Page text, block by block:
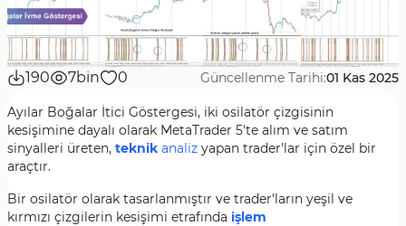
190 7bin 0 Güncellenme Tarihi:01 Kas 2025
Ayılar Boğalar İtici Göstergesi, iki osilatör çizgisinin
kesişimine dayalı olarak MetaTrader 5'te alım ve satım
sinyalleri üreten, teknik analiz yapan trader'lar için özel bir
araçtır.
Bir osilatör olarak tasarlanmıştır ve trader'ların yeşil ve
kırmızı çizgilerin kesişimi etrafında işlem